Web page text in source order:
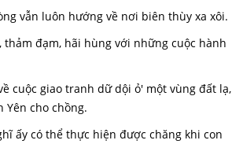
vẫn luôn hướng về nơi biên thùy xa xôi.
đạm, hãi hùng với những cuộc hành
giao tranh dữ dội ỏ' một vùng đất lạ,
cho chồng.
ấy có thể thực hiện được chăng khi con